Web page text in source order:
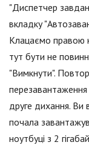
"Диспетчер
вкладку
Клацаємо правою
тут бути не
"Вимкнути".
друге дихання. Ви
почала
ноутбуці з 2